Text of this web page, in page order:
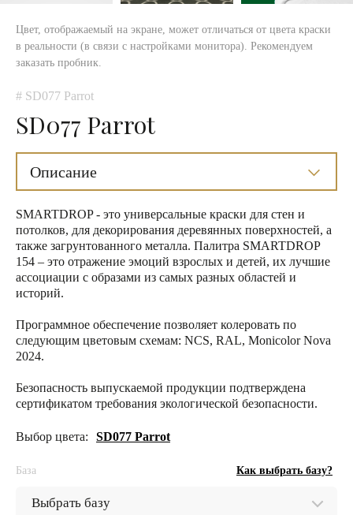
Цвет, отображаемый на экране, может отличаться от цвета краски
в реальности (в связи с настройками монитора). Рекомендуем
заказать пробник.
# SD077 Parrot
SD077 Parrot
Описание
SMARTDROP - это универсальные краски для стен и
потолков, для декорирования деревянных поверхностей, а
также загрунтованного металла. Палитра SMARTDROP
154 – это отражение эмоций взрослых и детей, их лучшие
ассоциации с образами из самых разных областей и
историй.
Программное обеспечение позволяет колеровать по
следующим цветовым схемам: NCS, RAL, Monicolor Nova
2024.
Безопасность выпускаемой продукции подтверждена
сертификатом требования экологической безопасности.
Выбор цвета: SD077 Parrot
База Как выбрать базу?